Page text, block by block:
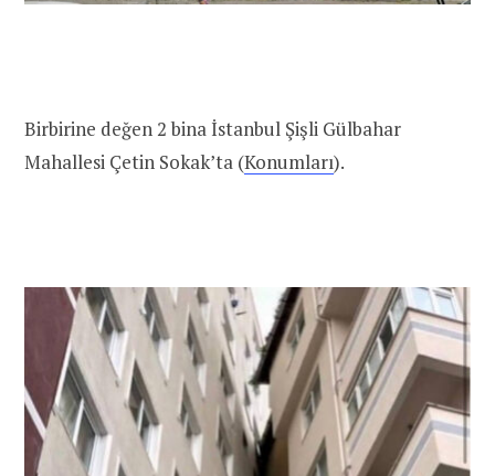
Birbirine değen 2 bina İstanbul Şişli Gülbahar
Mahallesi Çetin Sokak’ta (Konumları).